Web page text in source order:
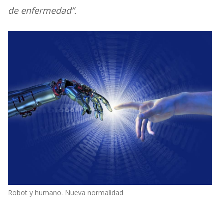
de enfermedad”.
Robot y humano. Nueva normalidad